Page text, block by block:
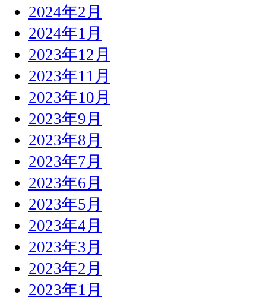
2024年2月
2024年1月
2023年12月
2023年11月
2023年10月
2023年9月
2023年8月
2023年7月
2023年6月
2023年5月
2023年4月
2023年3月
2023年2月
2023年1月